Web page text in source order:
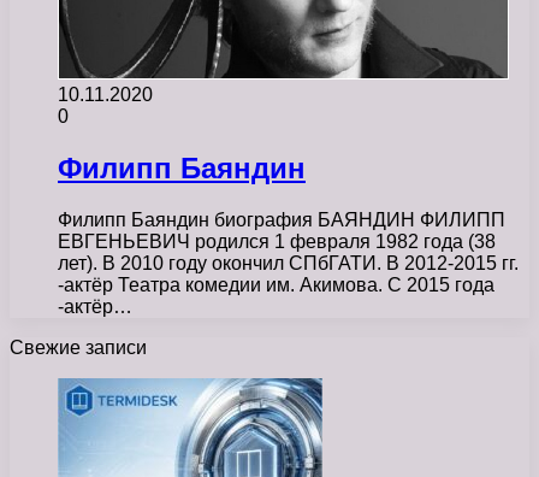
10.11.2020
0
Филипп Баяндин
Филипп Баяндин биография БАЯНДИН ФИЛИПП
ЕВГЕНЬЕВИЧ родился 1 февраля 1982 года (38
лет). В 2010 году окончил СПбГАТИ. В 2012-2015 гг.
-актёр Театра комедии им. Акимова. С 2015 года
-актёр…
Свежие записи